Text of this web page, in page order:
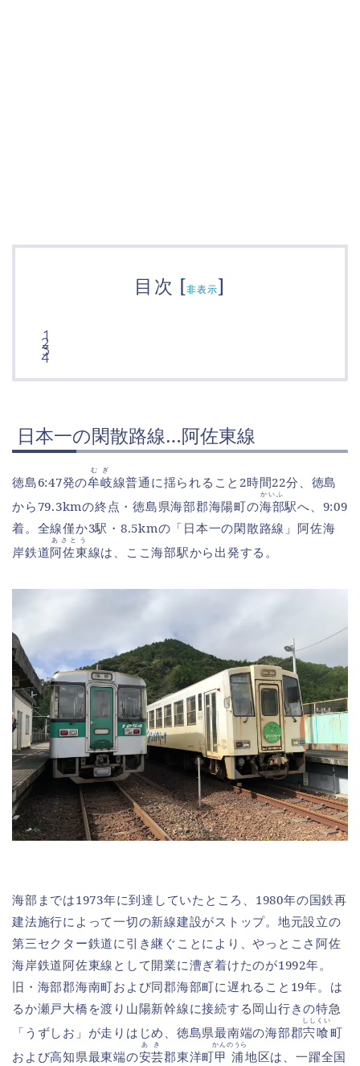
目次 [非表示]
日本一の閑散路線…阿佐東線
徳島6:47発の牟岐
むぎ
線普通に揺られること2時間22分、徳島
から79.3kmの終点・徳島県海部郡海陽町の海部
かいふ
駅へ、9:09
着。全線僅か3駅・8.5kmの「日本一の閑散路線」阿佐海
岸鉄道阿佐東
あさとう
線は、ここ海部駅から出発する。
海部までは1973年に到達していたところ、1980年の国鉄再
建法施行によって一切の新線建設がストップ。地元設立の
第三セクター鉄道に引き継ぐことにより、やっとこさ阿佐
海岸鉄道阿佐東線として開業に漕ぎ着けたのが1992年。
旧・海部郡海南町および同郡海部町に遅れること19年。は
るか瀬戸大橋を渡り山陽新幹線に接続する岡山行きの特急
「うずしお」が走りはじめ、徳島県最南端の海部郡宍喰
ししくい
町
および高知県最東端の安芸
あき
郡東洋町甲浦
かんのうら
地区は、一躍全国